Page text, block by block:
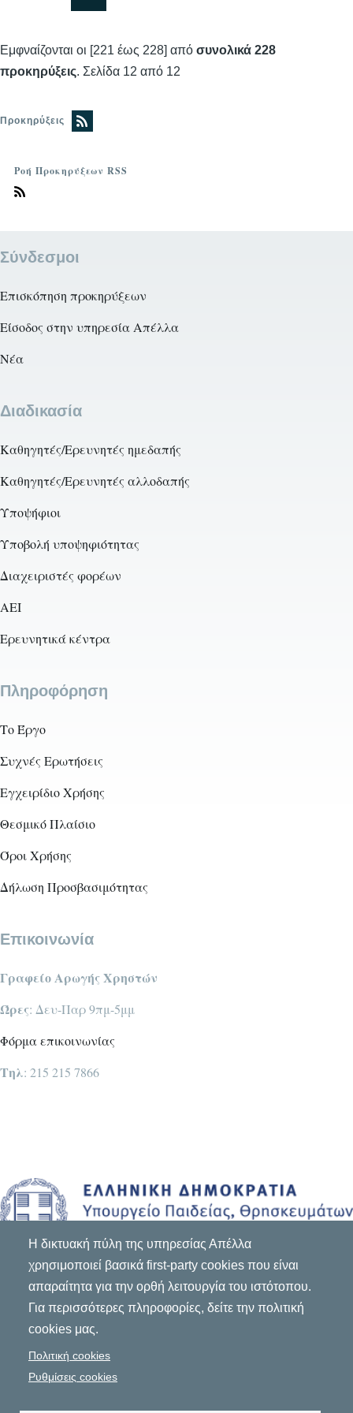
Η δικτυακή πύλη της υπηρεσίας Απέλλα
χρησιμοποιεί βασικά first-party cookies που είναι
απαραίτητα για την ορθή λειτουργία του ιστότοπου.
Για περισσότερες πληροφορίες, δείτε την πολιτική
cookies μας.
Πολιτική cookies
Ρυθμίσεις cookies
Εμφναίζονται οι [221 έως 228] από συνολικά 228
προκηρύξεις. Σελίδα 12 από 12
Προκηρύξεις
Ροή Προκηρύξεων RSS
Σύνδεσμοι
Επισκόπηση προκηρύξεων
Είσοδος στην υπηρεσία Απέλλα
Νέα
Διαδικασία
Καθηγητές/Ερευνητές ημεδαπής
Καθηγητές/Ερευνητές αλλοδαπής
Υποψήφιοι
Υποβολή υποψηφιότητας
Διαχειριστές φορέων
AEI
Ερευνητικά κέντρα
Πληροφόρηση
Το Έργο
Συχνές Ερωτήσεις
Εγχειρίδιο Χρήσης
Θεσμικό Πλαίσιο
Όροι Χρήσης
Δήλωση Προσβασιμότητας
Επικοινωνία
Γραφείο Αρωγής Χρηστών
Ώρες: Δευ-Παρ 9πμ-5μμ
Φόρμα επικοινωνίας
Τηλ: 215 215 7866